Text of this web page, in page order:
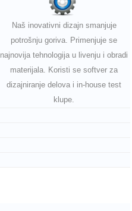
Naš inovativni dizajn smanjuje
potrošnju goriva. Primenjuje se
najnovija tehnologija u livenju i obradi
materijala. Koristi se softver za
dizajniranje delova i in-house test
klupe.